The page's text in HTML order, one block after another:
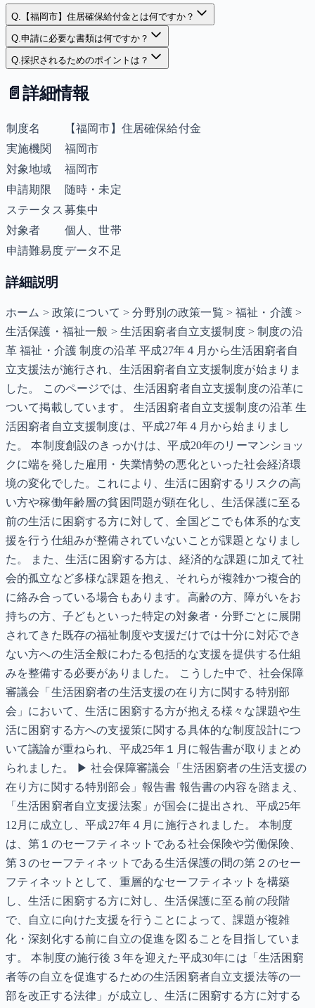
Q. 【福岡市】住居確保給付金とは何ですか？
Q.申請に必要な書類は何ですか？
Q.採択されるためのポイントは？
📄 詳細情報
制度名
【福岡市】住居確保給付金
実施機関
福岡市
対象地域
福岡市
申請期限
随時・未定
ステータス 募集中
対象者
個人、世帯
申請難易度データ不足
詳細説明
ホーム > 政策について > 分野別の政策一覧 > 福祉・介護 >
生活保護・福祉一般 > 生活困窮者自立支援制度 > 制度の沿
革 福祉・介護 制度の沿革 平成27年４月から生活困窮者自
立支援法が施行され、生活困窮者自立支援制度が始まりま
した。 このページでは、生活困窮者自立支援制度の沿革に
ついて掲載しています。 生活困窮者自立支援制度の沿革 生
活困窮者自立支援制度は、平成27年４月から始まりまし
た。 本制度創設のきっかけは、平成20年のリーマンショッ
クに端を発した雇用・失業情勢の悪化といった社会経済環
境の変化でした。これにより、生活に困窮するリスクの高
い方や稼働年齢層の貧困問題が顕在化し、生活保護に至る
前の生活に困窮する方に対して、全国どこでも体系的な支
援を行う仕組みが整備されていないことが課題となりまし
た。 また、生活に困窮する方は、経済的な課題に加えて社
会的孤立など多様な課題を抱え、それらが複雑かつ複合的
に絡み合っている場合もあります。高齢の方、障がいをお
持ちの方、子どもといった特定の対象者・分野ごとに展開
されてきた既存の福祉制度や支援だけでは十分に対応でき
ない方への生活全般にわたる包括的な支援を提供する仕組
みを整備する必要がありました。 こうした中で、社会保障
審議会「生活困窮者の生活支援の在り方に関する特別部
会」において、生活に困窮する方が抱える様々な課題や生
活に困窮する方への支援策に関する具体的な制度設計につ
いて議論が重ねられ、平成25年１月に報告書が取りまとめ
られました。 ▶ 社会保障審議会「生活困窮者の生活支援の
在り方に関する特別部会」報告書 報告書の内容を踏まえ、
「生活困窮者自立支援法案」が国会に提出され、平成25年
12月に成立し、平成27年４月に施行されました。 本制度
は、第１のセーフティネットである社会保険や労働保険、
第３のセーフティネットである生活保護の間の第２のセー
フティネットとして、重層的なセーフティネットを構築
し、生活に困窮する方に対し、生活保護に至る前の段階
で、自立に向けた支援を行うことによって、課題が複雑
化・深刻化する前に自立の促進を図ることを目指していま
す。 本制度の施行後３年を迎えた平成30年には「生活困窮
者等の自立を促進するための生活困窮者自立支援法等の一
部を改正する法律」が成立し、生活に困窮する方に対する